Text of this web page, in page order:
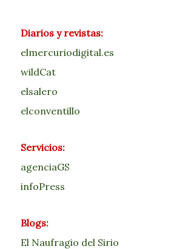
Diarios y revistas:
elmercuriodigital.es
wildCat
elsalero
elconventillo
Servicios:
agenciaGS
infoPress
Blogs:
El Naufragio del Sirio